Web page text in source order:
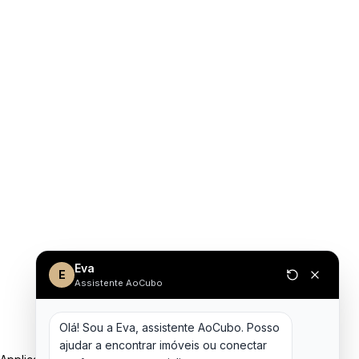
E Eva
Assistente AoCubo
Olá! Sou a Eva, assistente AoCubo. Posso
ajudar a encontrar imóveis ou conectar